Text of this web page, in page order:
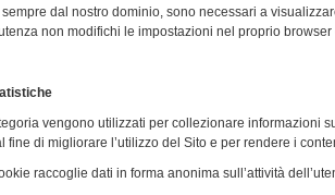
dal nostro dominio, sono necessari a
non modifichi le impostazioni nel proprio
vengono utilizzati per collezionare informazioni
fine di migliorare l’utilizzo del Sito e per rendere i
raccoglie dati in forma anonima sull’attività